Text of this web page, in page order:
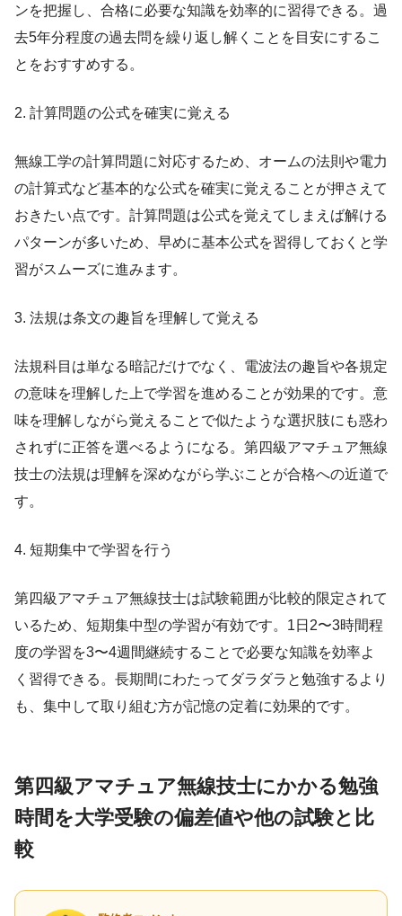
ンを把握し、合格に必要な知識を効率的に習得できる。過
去5年分程度の過去問を繰り返し解くことを目安にするこ
とをおすすめする。
2. 計算問題の公式を確実に覚える
無線工学の計算問題に対応するため、オームの法則や電力
の計算式など基本的な公式を確実に覚えることが押さえて
おきたい点です。計算問題は公式を覚えてしまえば解ける
パターンが多いため、早めに基本公式を習得しておくと学
習がスムーズに進みます。
3. 法規は条文の趣旨を理解して覚える
法規科目は単なる暗記だけでなく、電波法の趣旨や各規定
の意味を理解した上で学習を進めることが効果的です。意
味を理解しながら覚えることで似たような選択肢にも惑わ
されずに正答を選べるようになる。第四級アマチュア無線
技士の法規は理解を深めながら学ぶことが合格への近道で
す。
4. 短期集中で学習を行う
第四級アマチュア無線技士は試験範囲が比較的限定されて
いるため、短期集中型の学習が有効です。1日2〜3時間程
度の学習を3〜4週間継続することで必要な知識を効率よ
く習得できる。長期間にわたってダラダラと勉強するより
も、集中して取り組む方が記憶の定着に効果的です。
第四級アマチュア無線技士にかかる勉強
時間を大学受験の偏差値や他の試験と比
較